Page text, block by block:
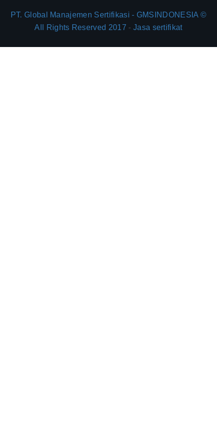
PT. Global Manajemen Sertifikasi - GMSINDONESIA ©
All Rights Reserved 2017 - Jasa sertifikat